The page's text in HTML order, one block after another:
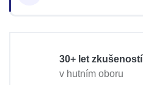
30+ let zkušeností
v hutním oboru